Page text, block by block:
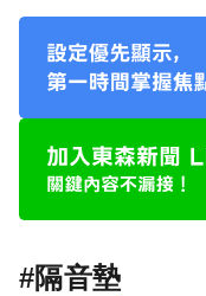
#隔音墊